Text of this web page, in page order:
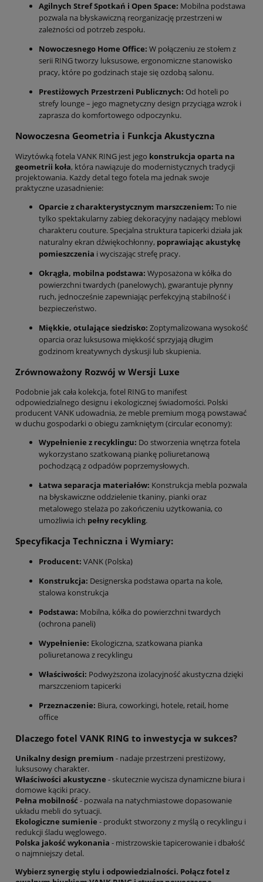
Agilnych Stref Spotkań i Open Space: Mobilna podstawa
pozwala na błyskawiczną reorganizację przestrzeni w
zależności od potrzeb zespołu.
Nowoczesnego Home Office: W połączeniu ze stołem z
serii RING tworzy luksusowe, ergonomiczne stanowisko
pracy, które po godzinach staje się ozdobą salonu.
Prestiżowych Przestrzeni Publicznych: Od hoteli po
strefy lounge – jego magnetyczny design przyciąga wzrok i
zaprasza do komfortowego odpoczynku.
Nowoczesna Geometria i Funkcja Akustyczna
Wizytówką fotela VANK RING jest jego konstrukcja oparta na
geometrii koła, która nawiązuje do modernistycznych tradycji
projektowania. Każdy detal tego fotela ma jednak swoje
praktyczne uzasadnienie:
Oparcie z charakterystycznym marszczeniem: To nie
tylko spektakularny zabieg dekoracyjny nadający meblowi
charakteru couture. Specjalna struktura tapicerki działa jak
naturalny ekran dźwiękochłonny, poprawiając akustykę
pomieszczenia i wyciszając strefę pracy.
Okrągła, mobilna podstawa: Wyposażona w kółka do
powierzchni twardych (panelowych), gwarantuje płynny
ruch, jednocześnie zapewniając perfekcyjną stabilność i
bezpieczeństwo.
Miękkie, otulające siedzisko: Zoptymalizowana wysokość
oparcia oraz luksusowa miękkość sprzyjają długim
godzinom kreatywnych dyskusji lub skupienia.
Zrównoważony Rozwój w Wersji Luxe
Podobnie jak cała kolekcja, fotel RING to manifest
odpowiedzialnego designu i ekologicznej świadomości. Polski
producent VANK udowadnia, że meble premium mogą powstawać
w duchu gospodarki o obiegu zamkniętym (circular economy):
Wypełnienie z recyklingu: Do stworzenia wnętrza fotela
wykorzystano szatkowaną piankę poliuretanową
pochodzącą z odpadów poprzemysłowych.
Łatwa separacja materiałów: Konstrukcja mebla pozwala
na błyskawiczne oddzielenie tkaniny, pianki oraz
metalowego stelaża po zakończeniu użytkowania, co
umożliwia ich pełny recykling.
Specyfikacja Techniczna i Wymiary:
Producent: VANK (Polska)
Konstrukcja: Designerska podstawa oparta na kole,
stalowa konstrukcja
Podstawa: Mobilna, kółka do powierzchni twardych
(ochrona paneli)
Wypełnienie: Ekologiczna, szatkowana pianka
poliuretanowa z recyklingu
Właściwości: Podwyższona izolacyjność akustyczna dzięki
marszczeniom tapicerki
Przeznaczenie: Biura, coworkingi, hotele, retail, home
office
Dlaczego fotel VANK RING to inwestycja w sukces?
Unikalny design premium - nadaje przestrzeni prestiżowy,
luksusowy charakter.
Właściwości akustyczne - skutecznie wycisza dynamiczne biura i
domowe kąciki pracy.
Pełna mobilność - pozwala na natychmiastowe dopasowanie
układu mebli do sytuacji.
Ekologiczne sumienie - produkt stworzony z myślą o recyklingu i
redukcji śladu węglowego.
Polska jakość wykonania - mistrzowskie tapicerowanie i dbałość
o najmniejszy detal.
Wybierz synergię stylu i odpowiedzialności. Połącz fotel z